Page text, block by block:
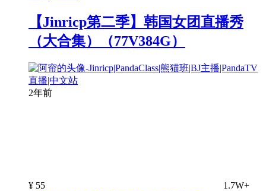
【Jinricp第二季】韩国女团直播秀
（大合集）（77V384G）
2年前
¥ 55 1.7W+